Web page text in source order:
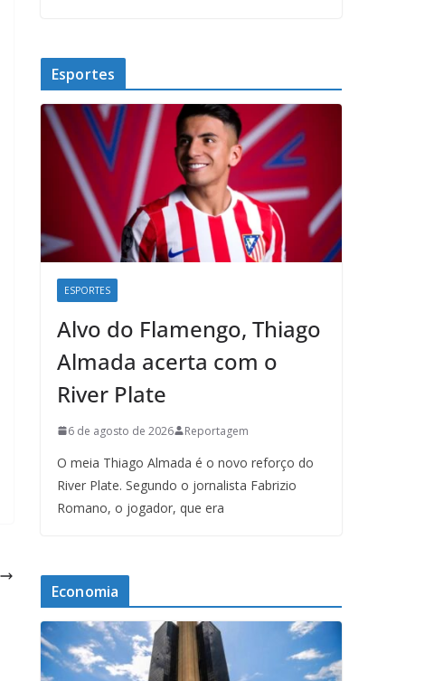
Esportes
ESPORTES
Alvo do Flamengo, Thiago
Almada acerta com o
River Plate
6 de agosto de 2026 Reportagem
O meia Thiago Almada é o novo reforço do
River Plate. Segundo o jornalista Fabrizio
Romano, o jogador, que era
Economia